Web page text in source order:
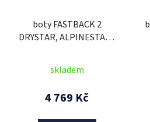
boty FASTBACK 2
DRYSTAR, ALPINESTARS
skladem
4 769 Kč